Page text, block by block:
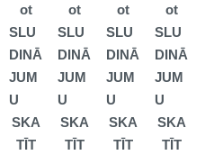
ot
SLU
DINĀ
JUM
U
SKA
TĪT
ot
SLU
DINĀ
JUM
U
SKA
TĪT
ot
SLU
DINĀ
JUM
U
SKA
TĪT
ot
SLU
DINĀ
JUM
U
SKA
TĪT